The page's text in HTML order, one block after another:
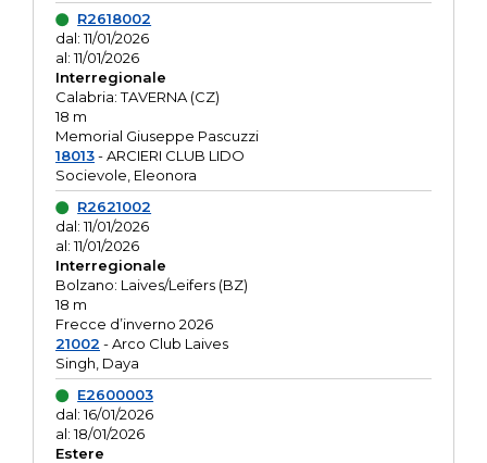
R2618002
dal: 11/01/2026
al: 11/01/2026
Interregionale
Calabria: TAVERNA (CZ)
18 m
Memorial Giuseppe Pascuzzi
18013- ARCIERI CLUB LIDO
Socievole, Eleonora
R2621002
dal: 11/01/2026
al: 11/01/2026
Interregionale
Bolzano: Laives/Leifers (BZ)
18 m
Frecce d’inverno 2026
21002 - Arco Club Laives
Singh, Daya
E2600003
dal: 16/01/2026
al: 18/01/2026
Estere